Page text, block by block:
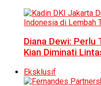
Diana Dewi:
Kian Diminati
Eksklusif